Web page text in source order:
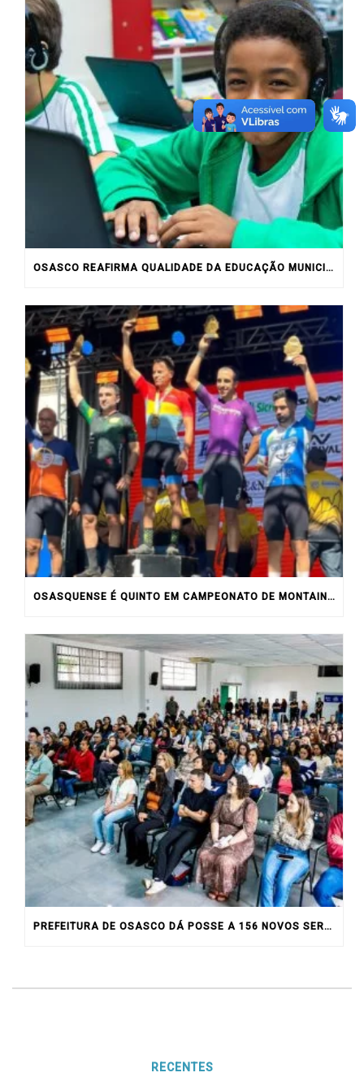
OSASCO REAFIRMA QUALIDADE DA EDUCAÇÃO MUNICIPAL COM RESULTADOS DO IDEB
OSASQUENSE É QUINTO EM CAMPEONATO DE MONTAIN BIKE NO INTERIOR DO ESTADO
PREFEITURA DE OSASCO DÁ POSSE A 156 NOVOS SERVIDORES
RECENTES